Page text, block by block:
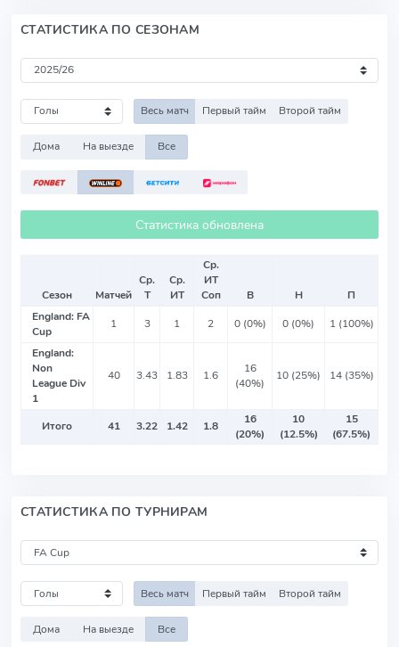
СТАТИСТИКА ПО СЕЗОНАМ
Весь матч Первый тайм Второй тайм
Дома На выезде Все
Статистика обновлена
Сезон Матчей
Ср.
Т
Ср.
ИТ
Ср.
ИТ
Соп
В Н
П
England: FA
Cup
1 3 1 2 0 (0%) 0 (0%) 1 (100%)
England:
Non
League Div
1
40 3.43 1.83 1.6
16
(40%)
10 (25%) 14 (35%)
Итого 41 3.22 1.42 1.8
16
(20%)
10
(12.5%)
15
(67.5%)
СТАТИСТИКА ПО ТУРНИРАМ
Весь матч Первый тайм Второй тайм
Дома На выезде Все